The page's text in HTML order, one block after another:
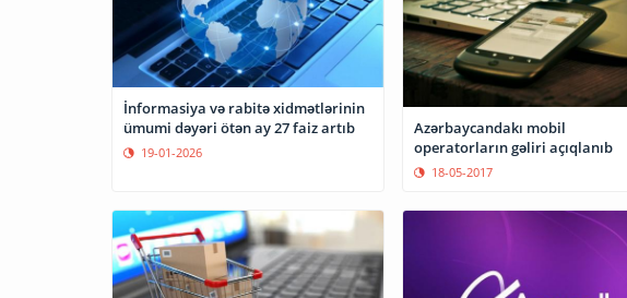
İnformasiya və rabitə xidmətlərinin
ümumi dəyəri ötən ay 27 faiz artıb
19-01-2026
Azərbaycandakı mobil
operatorların gəliri açıqlanıb
18-05-2017